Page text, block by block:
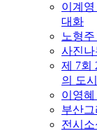
이계
대화
노형
사진
제 7회
의 도
이영
부산그
전시